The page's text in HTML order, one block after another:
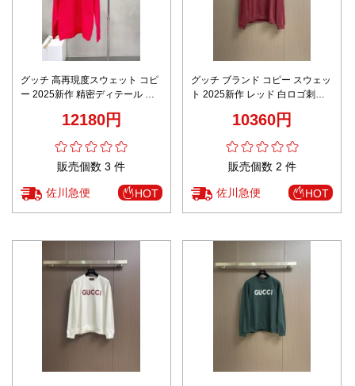
グッチ 高再現度スウェット コピ
ー 2025新作 精密ディテール 男
ザイン 人気モデル
12180円
販売個数 3 件
佐川急便 HOT
グッチ ブランド コピー スウェッ
ト 2025新作 レッド 白ロゴ刺繍
質仕上げ 安心サイト
10360円
販売個数 2 件
佐川急便 HOT